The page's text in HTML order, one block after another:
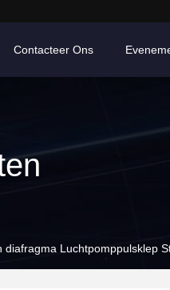
Contacteer Ons
Luchtpomppulsklep